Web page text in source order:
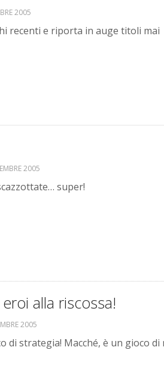
2005
recenti e riporta in auge titoli mai
2005
super!
alla riscossa!
2005
di strategia! Macché, è un gioco di